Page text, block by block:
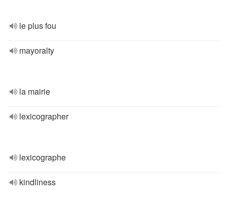
le plus fou
mayoralty
la mairie
lexicographer
lexicographe
kindliness